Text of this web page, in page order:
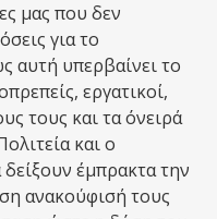
μας που δεν
για το
αυτή υπερβαίνει το
εργατικοί,
τους και τα όνειρά
και ο
έμπρακτα την
ανακούφισή τους